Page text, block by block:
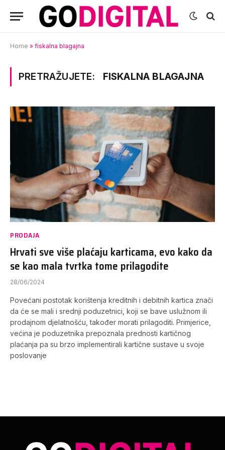
Home » fiskalna blagajna
PRETRAŽUJETE: FISKALNA BLAGAJNA
PRODAJA
Hrvati sve više plaćaju karticama, evo kako da
se kao mala tvrtka tome prilagodite
28/06/2024
Povećani postotak korištenja kreditnih i debitnih kartica znači
da će se mali i srednji poduzetnici, koji se bave uslužnom ili
prodajnom djelatnošću, također morati prilagoditi. Primjerice,
većina je poduzetnika prepoznala prednosti kartičnog
plaćanja pa su brzo implementirali kartične sustave u svoje
poslovanje